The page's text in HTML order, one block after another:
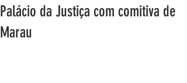
Palácio da Justiça com comitiva de
Marau